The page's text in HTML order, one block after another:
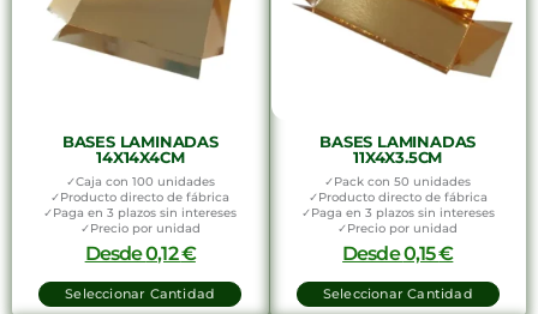
BASES LAMINADAS
14X14X4CM
✓Caja con 100 unidades
✓Producto directo de fábrica
✓Paga en 3 plazos sin intereses
✓Precio por unidad
Desde0,12€
Seleccionar Cantidad
BASES LAMINADAS
11X4X3.5CM
✓Pack con 50 unidades
✓Producto directo de fábrica
✓Paga en 3 plazos sin intereses
✓Precio por unidad
Desde0,15€
Seleccionar Cantidad